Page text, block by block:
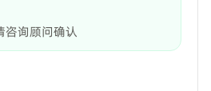
咨询顾问确认